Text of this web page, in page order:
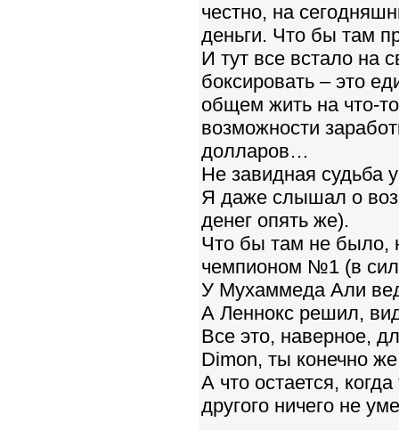
честно, на
деньги. Что бы там
И тут все встало на
боксировать – это
общем жить на что-
возможности
долларов…
Не завидная судьба
Я даже слышал о
денег опять же).
Что бы там не было,
чемпионом №1 (в
У Мухаммеда Али
А Леннокс решил,
Все это, наверное,
Dimon, ты конечно
А что остается,
другого ничего не